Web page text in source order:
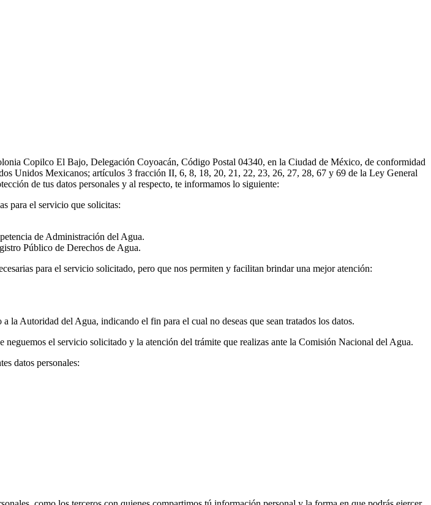
Copilco El Bajo, Delegación Coyoacán, Código Postal 04340, en la Ciudad de México, de conformidad
Unidos Mexicanos; artículos 3 fracción II, 6, 8, 18, 20, 21, 22, 23, 26, 27, 28, 67 y 69 de la Ley General
de tus datos personales y al respecto, te informamos lo siguiente:
para el servicio que solicitas:
de Administración del Agua.
Público de Derechos de Agua.
para el servicio solicitado, pero que nos permiten y facilitan brindar una mejor atención:
la Autoridad del Agua, indicando el fin para el cual no deseas que sean tratados los datos.
el servicio solicitado y la atención del trámite que realizas ante la Comisión Nacional del Agua.
datos personales: